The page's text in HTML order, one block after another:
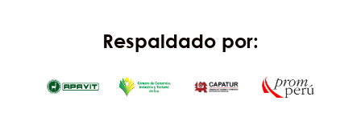
Respaldado por: